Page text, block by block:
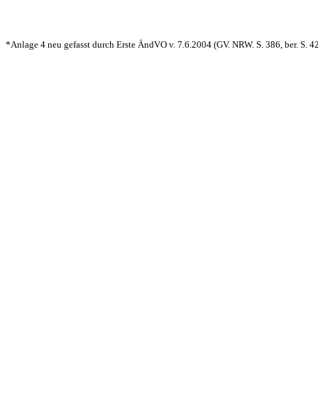
*Anlage 4 neu gefasst durch Erste ÄndVO v. 7.6.2004 (GV. NRW. S. 386, ber. S.